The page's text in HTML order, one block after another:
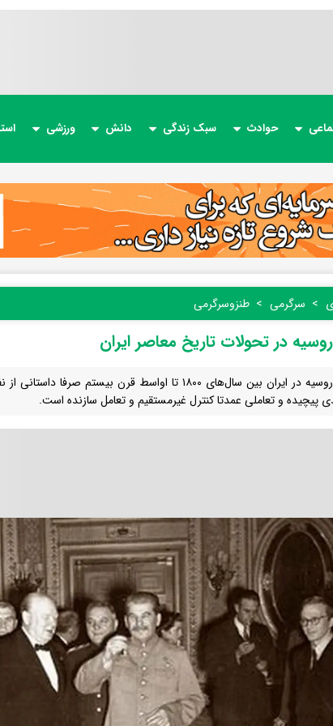
حوادث سبک زندگی دانش ورزشی
سرگرمی طنز‌و‌سرگرمی
در تحولات تاریخ معاصر ایران
نفوذ روسیه در ایران بین سال‌های ۱۸۰۰ تا اواسط قرن
پیچیده و تعاملی عمدتا کنترل غیرمستقیم و تعامل سازنده است.